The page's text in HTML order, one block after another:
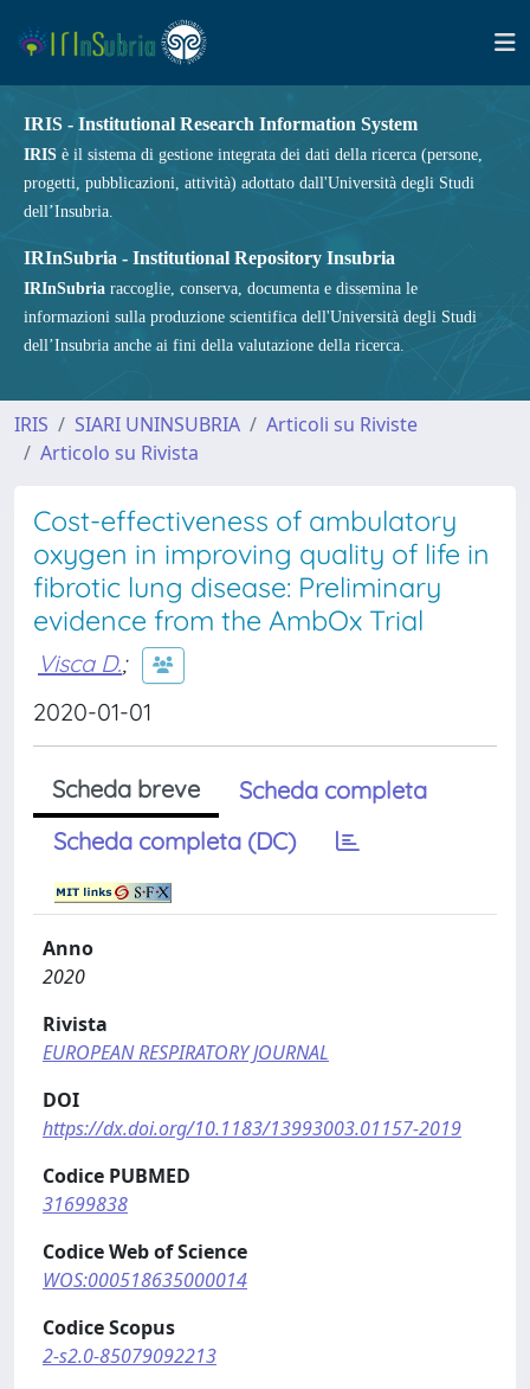
IRIS - Institutional Research Information System
IRIS è il sistema di gestione integrata dei dati della ricerca (persone,
progetti, pubblicazioni, attività) adottato dall'Università degli Studi
dell’Insubria.
IRInSubria - Institutional Repository Insubria
IRInSubria raccoglie, conserva, documenta e dissemina le
informazioni sulla produzione scientifica dell'Università degli Studi
dell’Insubria anche ai fini della valutazione della ricerca.
IRIS SIARI UNINSUBRIA
Articoli su Riviste
Articolo su Rivista
Cost-effectiveness of ambulatory
oxygen in improving quality of life in
fibrotic lung disease: Preliminary
evidence from the AmbOx Trial
Visca D.;
2020-01-01
Scheda breve
Scheda completa
Scheda completa (DC)
Anno
2020
Rivista
EUROPEAN RESPIRATORY JOURNAL
DOI
https://dx.doi.org/10.1183/13993003.01157-2019
Codice PUBMED
31699838
Codice Web of Science
WOS:000518635000014
Codice Scopus
2-s2.0-85079092213